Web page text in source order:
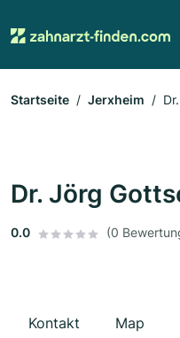
Startseite Jerxheim
Dr. Jörg
0.0 (0
Kontakt Map